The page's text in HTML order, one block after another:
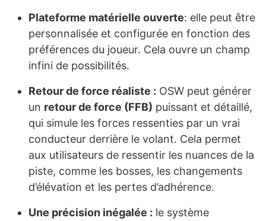
Plateforme matérielle ouverte: elle peut être
personnalisée et configurée en fonction des
préférences du joueur. Cela ouvre un champ
infini de possibilités.
Retour de force réaliste : OSW peut générer
un retour de force (FFB) puissant et détaillé,
qui simule les forces ressenties par un vrai
conducteur derrière le volant. Cela permet
aux utilisateurs de ressentir les nuances de la
piste, comme les bosses, les changements
d’élévation et les pertes d’adhérence.
Une précision inégalée : le système